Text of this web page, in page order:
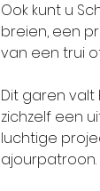
Ook kunt u
breien, een
van een trui
Dit garen valt
zichzelf een
luchtige
ajourpatroon.